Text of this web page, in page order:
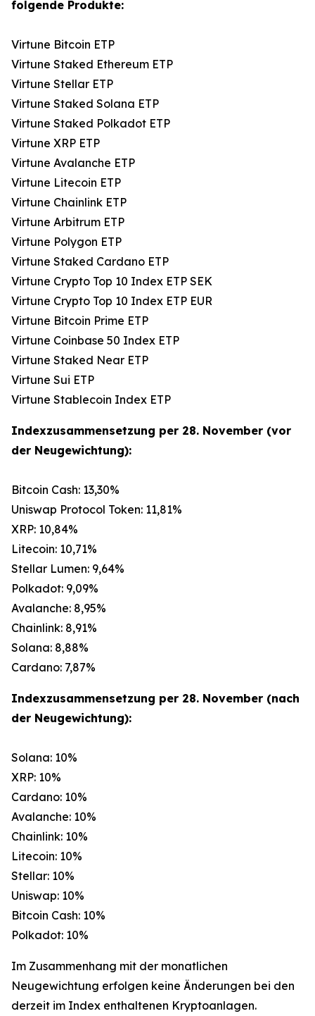
folgende Produkte:
Virtune Bitcoin ETP
Virtune Staked Ethereum ETP
Virtune Stellar ETP
Virtune Staked Solana ETP
Virtune Staked Polkadot ETP
Virtune XRP ETP
Virtune Avalanche ETP
Virtune Litecoin ETP
Virtune Chainlink ETP
Virtune Arbitrum ETP
Virtune Polygon ETP
Virtune Staked Cardano ETP
Virtune Crypto Top 10 Index ETP SEK
Virtune Crypto Top 10 Index ETP EUR
Virtune Bitcoin Prime ETP
Virtune Coinbase 50 Index ETP
Virtune Staked Near ETP
Virtune Sui ETP
Virtune Stablecoin Index ETP
Indexzusammensetzung per 28. November (vor
der Neugewichtung):
Bitcoin Cash: 13,30%
Uniswap Protocol Token: 11,81%
XRP: 10,84%
Litecoin: 10,71%
Stellar Lumen: 9,64%
Polkadot: 9,09%
Avalanche: 8,95%
Chainlink: 8,91%
Solana: 8,88%
Cardano: 7,87%
Indexzusammensetzung per 28. November (nach
der Neugewichtung):
Solana: 10%
XRP: 10%
Cardano: 10%
Avalanche: 10%
Chainlink: 10%
Litecoin: 10%
Stellar: 10%
Uniswap: 10%
Bitcoin Cash: 10%
Polkadot: 10%
Im Zusammenhang mit der monatlichen
Neugewichtung erfolgen keine Änderungen bei den
derzeit im Index enthaltenen Kryptoanlagen.